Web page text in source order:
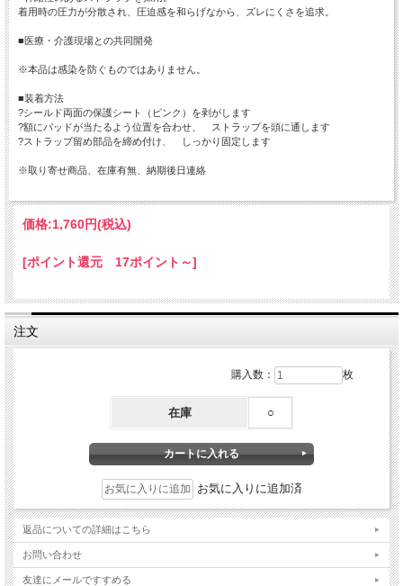
着用時の圧力が分散され、圧迫感を和らげなから、ズレにくさを追求。
■医療・介護現場との共同開発
※本品は感染を防ぐものではありません。
■装着方法
?シールド両面の保護シート（ピンク）を剥がします
?額にパッドが当たるよう位置を合わせ、 ストラップを頭に通します
?ストラップ留め部品を締め付け、 しっかり固定します
※取り寄せ商品、在庫有無、納期後日連絡
価格:1,760円(税込)
[ポイント還元 17ポイント～]
注文
購入数： 枚
在庫 ○
お気に入りに追加済
返品についての詳細はこちら
お問い合わせ
友達にメールですすめる